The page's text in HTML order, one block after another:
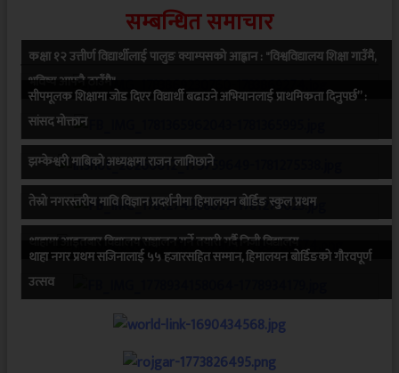
सम्बन्धित समाचार
कक्षा १२ उत्तीर्ण विद्यार्थीलाई पालुङ क्याम्पसको आह्वान : "विश्वविद्यालय शिक्षा गाउँमै,
भविष्य आफ्नै ठाउँमै"
सीपमूलक शिक्षामा जोड दिएर विद्यार्थी बढाउने अभियानलाई प्राथमिकता दिनुपर्छ” :
सांसद मोक्तान
झम्केश्वरी माबिको अध्यक्षमा राजन लामिछाने
तेस्रो नगरस्तरीय मावि विज्ञान प्रदर्शनीमा हिमालयन बोर्डिङ स्कुल प्रथम
थाहामा आइतबार विद्यालय सञ्चालन गर्ने तयारी गर्दै निजी विद्यालय
थाहा नगर प्रथम सजिनालाई ५५ हजारसहित सम्मान, हिमालयन बोर्डिङको गौरवपूर्ण
उत्सव